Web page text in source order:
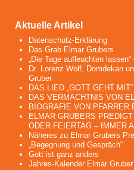
Aktuelle Artikel
Datenschutz-Erklärung
Das Grab Elmar Grubers
„Die Tage aufleuchten
Dr. Lorenz Wolf, Domdekan
Gruber
DAS LIED „GOTT GEHT MIT“
DAS VERMÄCHTNIS VON
BIOGRAFIE VON PFARRER
ELMAR GRUBERS
ODER FEIERTAG – IMMER
Näheres zu Elmar Grubers
„Begegnung und Gespräch“
Gott ist ganz anders
Jahres-Kalender Elmar